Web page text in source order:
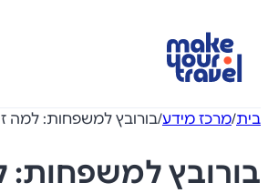
בית/מרכז מידע/בורובץ למשפחות: למה
בורובץ למשפחות: